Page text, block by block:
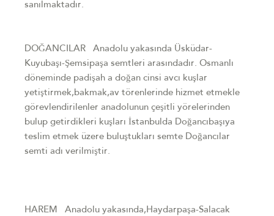
sanılmaktadır.
DOĞANCILAR Anadolu yakasında Üsküdar-
Kuyubaşı-Şemsipaşa semtleri arasındadır. Osmanlı
döneminde padişah a doğan cinsi avcı kuşlar
yetiştirmek,bakmak,av törenlerinde hizmet etmekle
görevlendirilenler anadolunun çeşitli yörelerinden
bulup getirdikleri kuşları İstanbulda Doğancıbaşıya
teslim etmek üzere buluştukları semte Doğancılar
semti adı verilmiştir.
HAREM Anadolu yakasında,Haydarpaşa-Salacak